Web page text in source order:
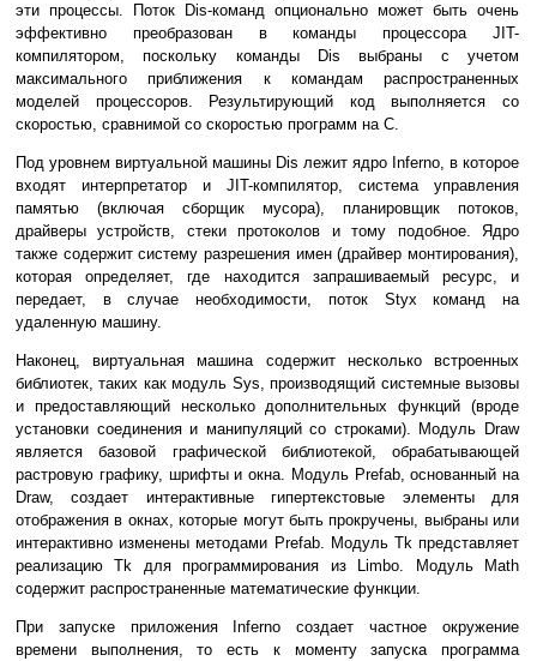
эти процессы. Поток Dis-команд опционально может быть очень
эффективно преобразован в команды процессора JIT-
компилятором, поскольку команды Dis выбраны с учетом
максимального приближения к командам распространенных
моделей процессоров. Результирующий код выполняется со
скоростью, сравнимой со скоростью программ на С.
Под уровнем виртуальной машины Dis лежит ядро Inferno, в которое
входят интерпретатор и JIT-компилятор, система управления
памятью (включая сборщик мусора), планировщик потоков,
драйверы устройств, стеки протоколов и тому подобное. Ядро
также содержит систему разрешения имен (драйвер монтирования),
которая определяет, где находится запрашиваемый ресурс, и
передает, в случае необходимости, поток Styx команд на
удаленную машину.
Наконец, виртуальная машина содержит несколько встроенных
библиотек, таких как модуль Sys, производящий системные вызовы
и предоставляющий несколько дополнительных функций (вроде
установки соединения и манипуляций со строками). Модуль Draw
является базовой графической библиотекой, обрабатывающей
растровую графику, шрифты и окна. Модуль Prefab, основанный на
Draw, создает интерактивные гипертекстовые элементы для
отображения в окнах, которые могут быть прокручены, выбраны или
интерактивно изменены методами Prefab. Модуль Tk представляет
реализацию Tk для программирования из Limbo. Модуль Math
содержит распространенные математические функции.
При запуске приложения Inferno создает частное окружение
времени выполнения, то есть к моменту запуска программа